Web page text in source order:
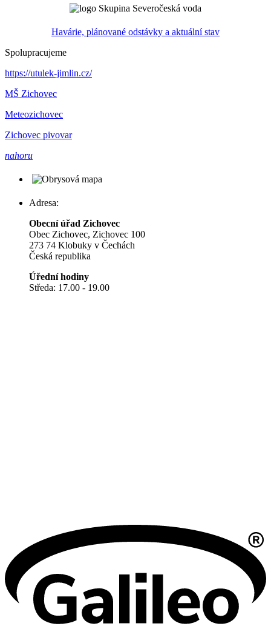
Havárie, plánované odstávky a aktuální stav
Spolupracujeme
https://utulek-jimlin.cz/
MŠ Zichovec
Meteozichovec
Zichovec pivovar
nahoru
Adresa:
Obecní úřad Zichovec
Obec Zichovec, Zichovec 100
273 74 Klobuky v Čechách
Česká republika
Úřední hodiny
Středa: 17.00 - 19.00